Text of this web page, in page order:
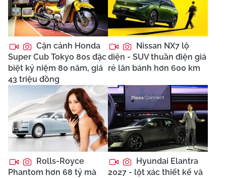
Cận cảnh Honda
Super Cub Tokyo 80s đặc
biệt kỷ niệm 80 năm, giá
43 triệu đồng
Nissan NX7 lộ
diện - SUV thuần điện giá
rẻ lăn bánh hơn 600 km
Rolls-Royce
Phantom hơn 68 tỷ mà
Hyundai Elantra
2027 - lột xác thiết kế và